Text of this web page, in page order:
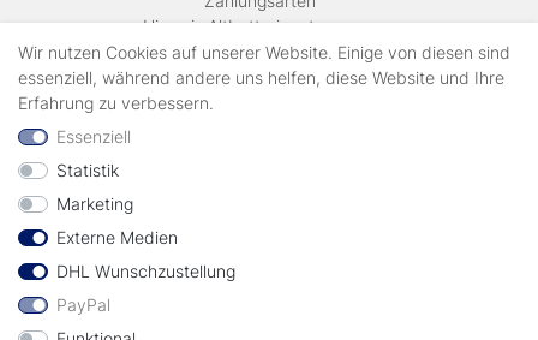
Hinweis Altbatterieentsorgung
Versandkosten & Lieferinformationen
Zahlungsarten
geprüft durch
Wir nutzen Cookies auf unserer Website. Einige von diesen sind
essenziell, während andere uns helfen, diese Website und Ihre
Erfahrung zu verbessern.
Essenziell
Statistik
Marketing
Externe Medien
DHL Wunschzustellung
PayPal